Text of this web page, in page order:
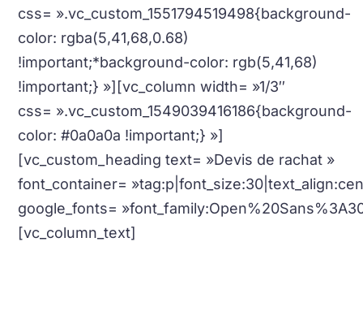
css= ».vc_custom_1551794519498{background-
color: rgba(5,41,68,0.68)
!important;*background-color: rgb(5,41,68)
!important;} »][vc_column width= »1/3″
css= ».vc_custom_1549039416186{background-
color: #0a0a0a !important;} »]
[vc_custom_heading text= »Devis de rachat »
font_container=
google_fonts=
[vc_column_text]